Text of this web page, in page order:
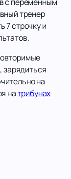
с переменным
тренер
7 строчку и
зарядиться
на
натрибунах